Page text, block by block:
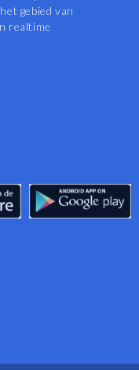
gebied van
realtime